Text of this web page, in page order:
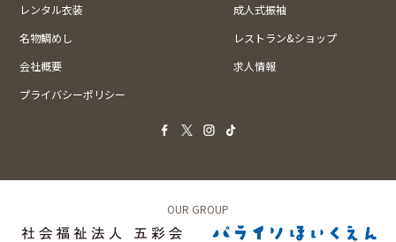
レンタル衣装
成人式振袖
名物鯛めし
レストラン&ショップ
会社概要
求人情報
プライバシーポリシー
OUR GROUP